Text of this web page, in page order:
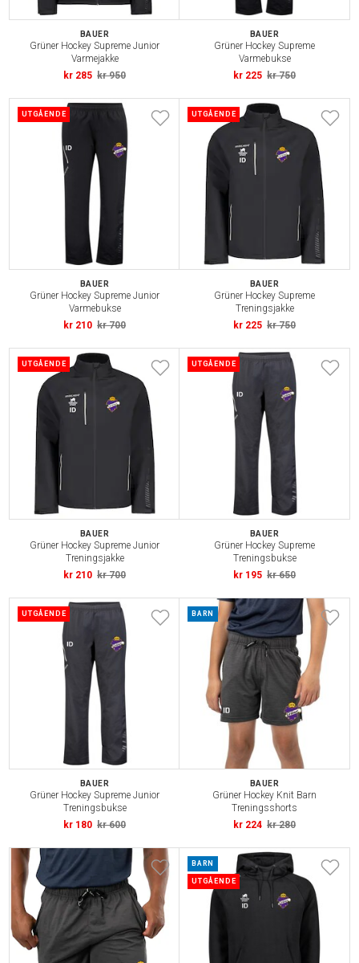
BAUER
Grüner Hockey Supreme Junior
Varmejakke
kr 285 kr 950
BAUER
Grüner Hockey Supreme
Varmebukse
kr 225 kr 750
UTGÅENDE
BAUER
Grüner Hockey Supreme Junior
Varmebukse
kr 210 kr 700
UTGÅENDE
BAUER
Grüner Hockey Supreme
Treningsjakke
kr 225 kr 750
UTGÅENDE
BAUER
Grüner Hockey Supreme Junior
Treningsjakke
kr 210 kr 700
UTGÅENDE
BAUER
Grüner Hockey Supreme
Treningsbukse
kr 195 kr 650
UTGÅENDE
BAUER
Grüner Hockey Supreme Junior
Treningsbukse
kr 180 kr 600
BARN
BAUER
Grüner Hockey Knit Barn
Treningsshorts
kr 224 kr 280
BARN
UTGÅENDE